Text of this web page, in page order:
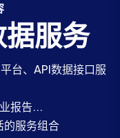
22年
，打造400人专业团
企业
网
条真实进出口数据
197个主权国家和36
服务
台、API数据接口服
报告...
的服务组合
22年
，打造400人专业团
企业
网
条真实进出口数据
197个主权国家和36